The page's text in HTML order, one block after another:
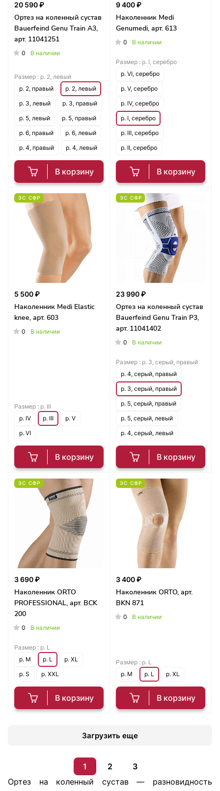
20 590 ₽
Ортез на коленный сустав
Bauerfeind Genu Train A3,
арт. 11041251
0 В наличии
В корзину
Размер : р. 2, левый
р. 2, правый
р. 2, левый
р. 3, левый
р. 3, правый
р. 5, левый
р. 5, правый
р. 6, правый
р. 6, левый
р. 4, правый
р. 4, левый
9 400 ₽
Наколенник Medi
Genumedi, арт. 613
0 В наличии
В корзину
Размер : р. I, серебро
р. VI, серебро
р. V, серебро
р. IV, серебро
р. I, серебро
р. III, серебро
р. II, серебро
ЭС СФР
5 500 ₽
Наколенник Medi Elastic
knee, арт. 603
0 В наличии
В корзину
Размер : р. III
р. IV
р. III
р. V
р. VI
ЭС СФР
23 990 ₽
Ортез на коленный сустав
Bauerfeind Genu Train P3,
арт. 11041402
0 В наличии
В корзину
Размер : р. 3, серый, правый
р. 4, серый, правый
р. 3, серый, правый
р. 5, серый, правый
р. 5, серый, левый
р. 4, серый, левый
ЭС СФР
3 690 ₽
Наколенник ORTO
PROFESSIONAL, арт. BCK
200
0 В наличии
В корзину
Размер : р. L
р. M
р. L
р. XL
р. S
р. XXL
ЭС СФР
3 400 ₽
Наколенник ORTO, арт.
BKN 871
0 В наличии
В корзину
Размер : р. L
р. M
р. L р. XL
Загрузить еще
1 2
3
Ортез на коленный сустав — разновидность